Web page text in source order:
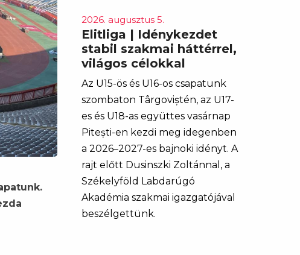
2026. augusztus 5.
Elitliga | Idénykezdet
stabil szakmai háttérrel,
világos célokkal
Az U15-ös és U16-os csapatunk
szombaton Târgoviștén, az U17-
es és U18-as együttes vasárnap
Pitești-en kezdi meg idegenben
a 2026–2027-es bajnoki idényt. A
rajt előtt Dusinszki Zoltánnal, a
Székelyföld Labdarúgó
Akadémia szakmai igazgatójával
beszélgettünk.